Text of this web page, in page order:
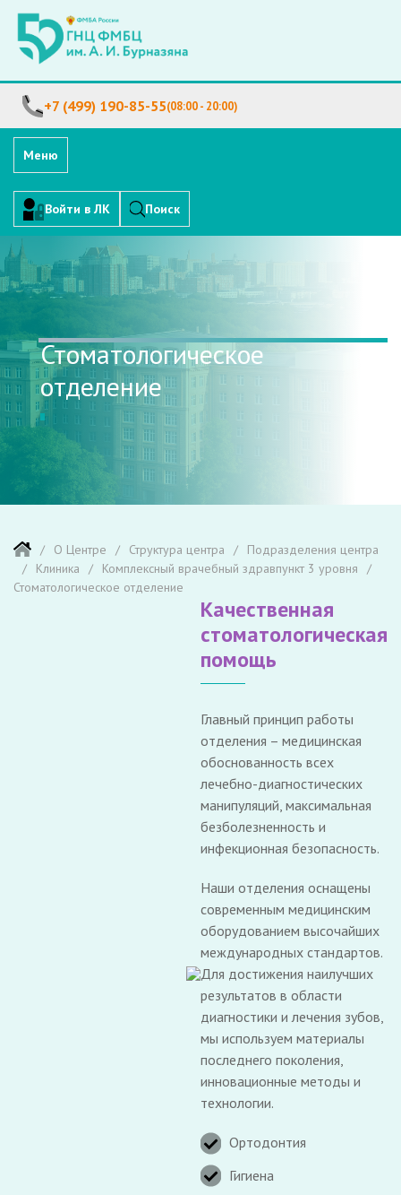
+7 (499) 190-85-55(08:00 - 20:00)
Меню
Войти в ЛК Поиск
Стоматологическое
отделение
О Центре Структура центра
Подразделения центра
Клиника
Комплексный врачебный здравпункт 3 уровня
Стоматологическое отделение
Качественная
стоматологическая
помощь
Главный принцип работы
отделения – медицинская
обоснованность всех
лечебно-диагностических
манипуляций, максимальная
безболезненность и
инфекционная безопасность.
Наши отделения оснащены
современным медицинским
оборудованием высочайших
международных стандартов.
Для достижения наилучших
результатов в области
диагностики и лечения зубов,
мы используем материалы
последнего поколения,
инновационные методы и
технологии.
Ортодонтия
Гигиена